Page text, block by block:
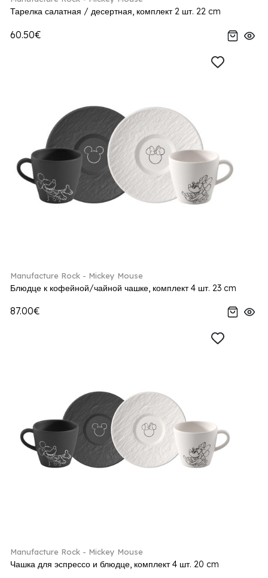
Тарелка салатная / десертная, комплект 2 шт. 22 cm
60.50€
Manufacture Rock - Mickey Mouse
Блюдце к кофейной/чайной чашке, комплект 4 шт. 23 cm
87.00€
Manufacture Rock - Mickey Mouse
Чашка для эспрессо и блюдце, комплект 4 шт. 20 cm